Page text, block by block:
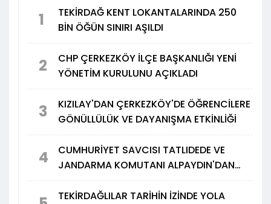
1
TEKİRDAĞ KENT LOKANTALARINDA 250
BİN ÖĞÜN SINIRI AŞILDI
2
CHP ÇERKEZKÖY İLÇE BAŞKANLIĞI YENİ
YÖNETİM KURULUNU AÇIKLADI
3
KIZILAY'DAN ÇERKEZKÖY'DE ÖĞRENCİLERE
GÖNÜLLÜLÜK VE DAYANIŞMA ETKİNLİĞİ
4
CUMHURİYET SAVCISI TATLIDEDE VE
JANDARMA KOMUTANI ALPAYDIN'DAN
TEKİRDAĞLILAR TARİHİN İZİNDE YOLA